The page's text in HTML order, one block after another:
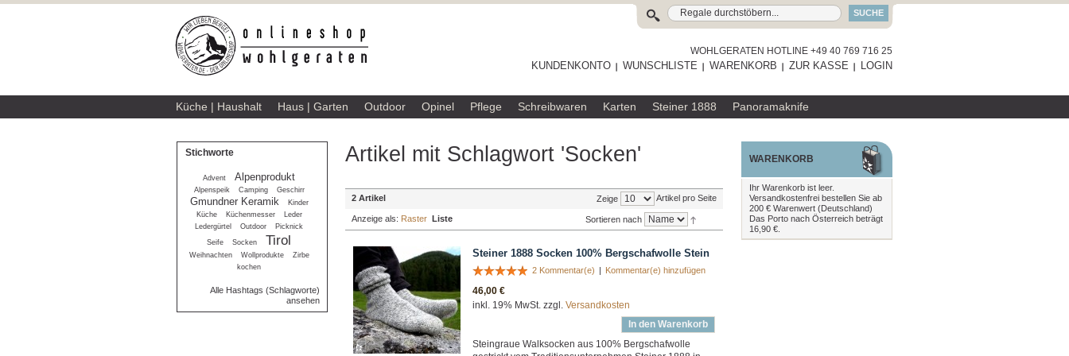
SUCHE
WOHLGERATEN HOTLINE +49 40 769 716 25
KUNDENKONTO WUNSCHLISTE WARENKORB ZUR KASSE LOGIN
Küche | Haushalt Haus | Garten Outdoor Opinel Pflege Schreibwaren Karten Steiner 1888 Panoramaknife
Artikel mit Schlagwort 'Socken'
2 Artikel Zeige Artikel pro Seite
Anzeige als: Raster Liste Sortieren nach
Steiner 1888 Socken 100% Bergschafwolle Stein
2 Kommentar(e) | Kommentar(e) hinzufügen
46,00 €
inkl. 19% MwSt. zzgl. Versandkosten
In den Warenkorb
Steingraue Walksocken aus 100% Bergschafwolle
Stichworte
Advent Alpenprodukt
Alpenspeik Camping Geschirr
Gmundner Keramik
Kinder
Küche
Küchenmesser
Leder
Ledergürtel
Outdoor
Picknick
Seife
Socken Tirol
Weihnachten Wollprodukte
Zirbe
kochen
Alle Hashtags (Schlagworte)
ansehen
WARENKORB
Ihr Warenkorb ist leer.
Versandkostenfrei bestellen Sie ab
200 € Warenwert (Deutschland)
Das Porto nach Österreich beträgt
16,90 €.